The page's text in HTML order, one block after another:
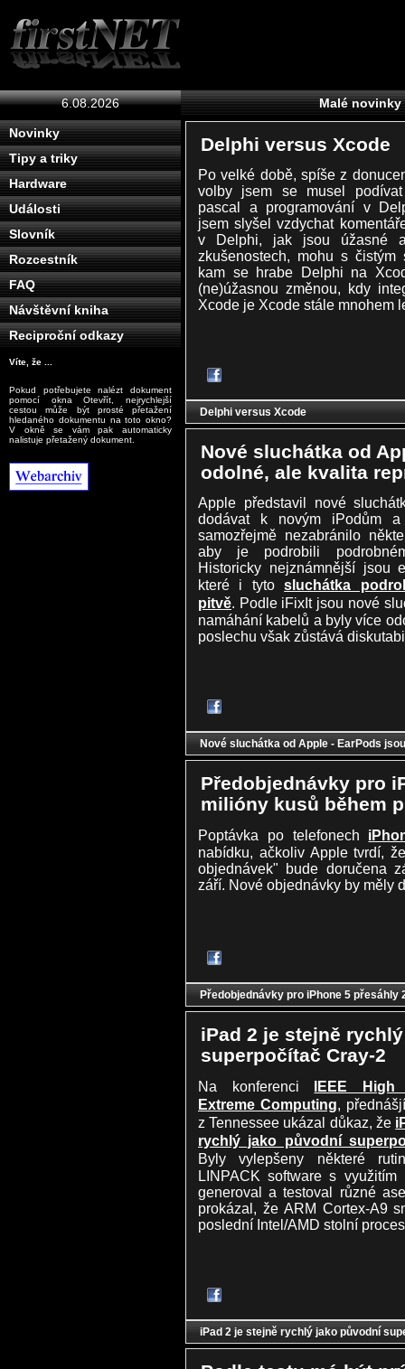
6.08.2026
Novinky
Tipy a triky
Hardware
Události
Slovník
Rozcestník
FAQ
Návštěvní kniha
Reciproční odkazy
Víte, že ...
Pokud potřebujete nalézt dokument
pomocí okna Otevřít, nejrychlejší
cestou může být prosté přetažení
hledaného dokumentu na toto okno?
V okně se vám pak automaticky
nalistuje přetažený dokument.
Malé
Delphi versus Xcode
Po velké době, spíše z
volby jsem se musel
pascal a programování v
jsem slyšel vzdychat
v Delphi, jak jsou úžasné
zkušenostech, mohu s čistým
kam se hrabe Delphi na
(ne)úžasnou změnou, kdy
Xcode je Xcode stále mnohem
Delphi versus Xcode
Nové sluchátka od
odolné, ale kvalita
Apple představil nové
dodávat k novým iPodům a
samozřejmě nezabránilo
aby je podrobili
Historicky nejznámnější jsou
které i tytosluchátka
pitvě. Podle iFixIt jsou nové
namáhání kabelů a byly více
poslechu však zůstává
Nové sluchátka od Apple - EarPods
Předobjednávky pro
milióny kusů během
Poptávka po telefonech
nabídku, ačkoliv Apple tvrdí,
objednávek" bude doručena
září. Nové objednávky by měly
Předobjednávky pro iPhone 5
iPad 2 je stejně
superpočítač Cray-2
Na konferenci IEEE High
Extreme Computing,
z Tennessee ukázal důkaz, že
rychlý jako původní
Byly vylepšeny některé
LINPACK software s využitím
generoval a testoval různé
prokázal, že ARM Cortex-A9
poslední Intel/AMD stolní
iPad 2 je stejně rychlý jako původní